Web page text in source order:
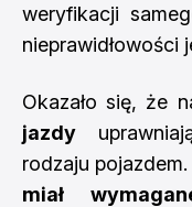
weryfikacji
nieprawidłowości
Okazało się, że
jazdy
rodzaju
miał